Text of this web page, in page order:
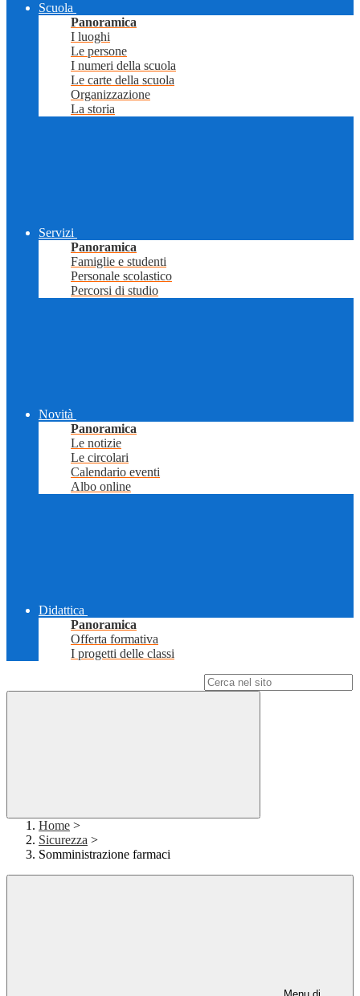
Scuola
Panoramica
I luoghi
Le persone
I numeri della scuola
Le carte della scuola
Organizzazione
La storia
Servizi
Panoramica
Famiglie e studenti
Personale scolastico
Percorsi di studio
Novità
Panoramica
Le notizie
Le circolari
Calendario eventi
Albo online
Didattica
Panoramica
Offerta formativa
I progetti delle classi
Home >
Sicurezza >
Somministrazione farmaci